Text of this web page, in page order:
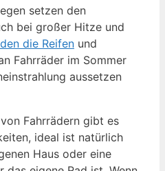
setzen den
bei großer Hitze und
die Reifen und
Fahrräder im Sommer
aussetzen
Fahrrädern gibt es
ideal ist natürlich
Haus oder eine